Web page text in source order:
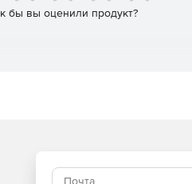
бы вы оценили продукт?